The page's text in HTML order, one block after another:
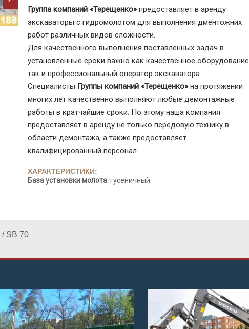
Группа компаний «Терещенко»предоставляет в аренду
экскаваторы с гидромолотом для выполнения дментожних
работ различных видов сложности.
Для качественного выполнения поставленных задач в
установленные сроки важно как качественное оборудование
так и профессиональный оператор экскаватора.
Специалисты Группы компаний «Терещенко»на протяжении
многих лет качественно выполняют любые демонтажные
работы в кратчайшие сроки. По этому наша компания
предоставляет в аренду не только передовую технику в
области демонтажа, а также предоставляет
квалифицированный персонал.
ХАРАКТЕРИСТИКИ:
База установки молота: гусеничный
/ SB 70